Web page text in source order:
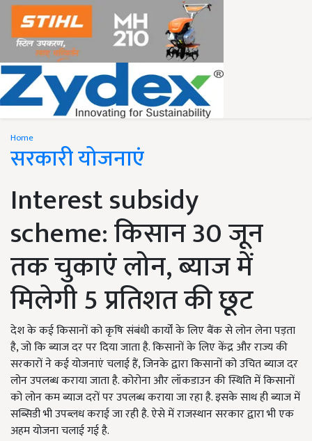
Home
सरकारी योजनाएं
Interest subsidy
scheme: किसान 30 जून
तक चुकाएं लोन, ब्याज में
मिलेगी 5 प्रतिशत की छूट
देश के कई किसानों को कृषि संबंधी कार्यों के लिए बैंक से लोन लेना पड़ता
है, जो कि ब्याज दर पर दिया जाता है. किसानों के लिए केंद्र और राज्य की
सरकारों ने कई योजनाएं चलाई हैं, जिनके द्वारा किसानों को उचित ब्याज दर
लोन उपलब्ध कराया जाता है. कोरोना और लॉकडाउन की स्थिति में किसानों
को लोन कम ब्याज दरों पर उपलब्ध कराया जा रहा है. इसके साथ ही ब्याज में
सब्सिडी भी उपब्लध कराई जा रही है. ऐसे में राजस्थान सरकार द्वारा भी एक
अहम योजना चलाई गई है.